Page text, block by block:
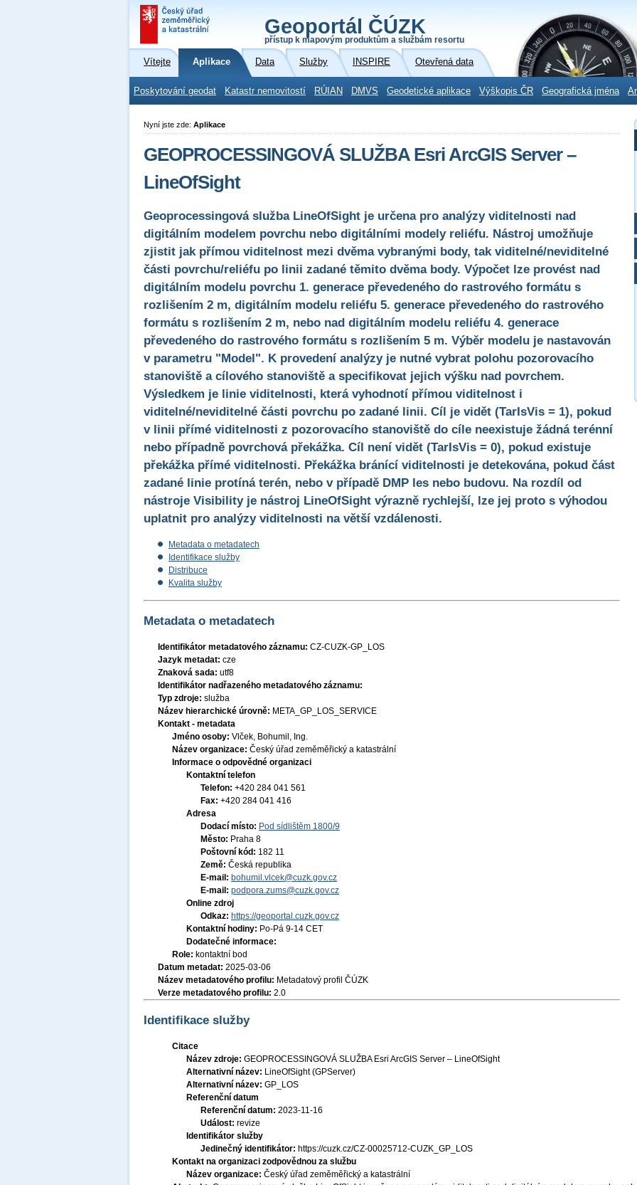
Geoportál ČÚZK
přístup k mapovým produktům a službám resortu
Vítejte Aplikace Data Služby INSPIRE Otevřená data
Poskytování geodat Katastr nemovitostí RÚIAN DMVS Geodetické aplikace Výškopis ČR Geografická jména
Nyní jste zde: Aplikace
GEOPROCESSINGOVÁ SLUŽBA Esri ArcGIS Server –
LineOfSight
Geoprocessingová služba LineOfSight je určena pro analýzy viditelnosti nad
digitálním modelem povrchu nebo digitálními modely reliéfu. Nástroj umožňuje
zjistit jak přímou viditelnost mezi dvěma vybranými body, tak viditelné/neviditelné
části povrchu/reliéfu po linii zadané těmito dvěma body. Výpočet lze provést nad
digitálním modelu povrchu 1. generace převedeného do rastrového formátu s
rozlišením 2 m, digitálním modelu reliéfu 5. generace převedeného do rastrového
formátu s rozlišením 2 m, nebo nad digitálním modelu reliéfu 4. generace
převedeného do rastrového formátu s rozlišením 5 m. Výběr modelu je nastavován
v parametru "Model". K provedení analýzy je nutné vybrat polohu pozorovacího
stanoviště a cílového stanoviště a specifikovat jejich výšku nad povrchem.
Výsledkem je linie viditelnosti, která vyhodnotí přímou viditelnost i
viditelné/neviditelné části povrchu po zadané linii. Cíl je vidět (TarIsVis = 1), pokud
v linii přímé viditelnosti z pozorovacího stanoviště do cíle neexistuje žádná terénní
nebo případně povrchová překážka. Cíl není vidět (TarIsVis = 0), pokud existuje
překážka přímé viditelnosti. Překážka bránící viditelnosti je detekována, pokud část
zadané linie protíná terén, nebo v případě DMP les nebo budovu. Na rozdíl od
nástroje Visibility je nástroj LineOfSight výrazně rychlejší, lze jej proto s výhodou
uplatnit pro analýzy viditelnosti na větší vzdálenosti.
Metadata o metadatech
Identifikace služby
Distribuce
Kvalita služby
Metadata o metadatech
Identifikátor metadatového záznamu: CZ-CUZK-GP_LOS
Jazyk metadat: cze
Znaková sada: utf8
Identifikátor nadřazeného metadatového záznamu:
Typ zdroje: služba
Název hierarchické úrovně: META_GP_LOS_SERVICE
Kontakt - metadata
Jméno osoby: Vlček, Bohumil, Ing.
Název organizace: Český úřad zeměměřický a katastrální
Informace o odpovědné organizaci
Kontaktní telefon
Telefon: +420 284 041 561
Fax: +420 284 041 416
Adresa
Dodací místo: Pod sídlištěm 1800/9
Město: Praha 8
Poštovní kód: 182 11
Země: Česká republika
E-mail: bohumil.vlcek@cuzk.gov.cz
E-mail: podpora.zums@cuzk.gov.cz
Online zdroj
Odkaz: https://geoportal.cuzk.gov.cz
Kontaktní hodiny: Po-Pá 9-14 CET
Dodatečné informace:
Role: kontaktní bod
Datum metadat: 2025-03-06
Název metadatového profilu: Metadatový profil ČÚZK
Verze metadatového profilu: 2.0
Identifikace služby
Citace
Název zdroje: GEOPROCESSINGOVÁ SLUŽBA Esri ArcGIS Server – LineOfSight
Alternativní název: LineOfSight (GPServer)
Alternativní název: GP_LOS
Referenční datum
Referenční datum: 2023-11-16
Událost: revize
Identifikátor služby
Jedinečný identifikátor: https://cuzk.cz/CZ-00025712-CUZK_GP_LOS
Kontakt na organizaci zodpovědnou za službu
Název organizace: Český úřad zeměměřický a katastrální